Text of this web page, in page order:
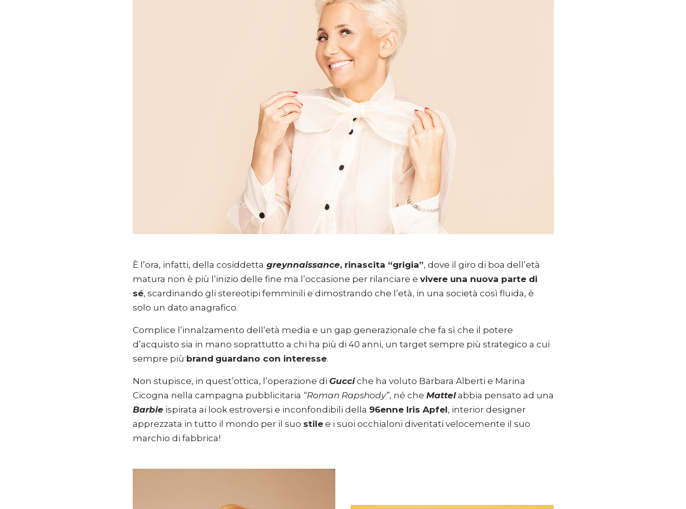
È l’ora, infatti, della cosiddetta greynnaissance, rinascita “grigia”, dove il giro di boa dell’età
matura non è più l’inizio delle fine ma l’occasione per rilanciare e vivere una nuova parte di
sé, scardinando gli stereotipi femminili e dimostrando che l’età, in una società così fluida, è
solo un dato anagrafico.
Complice l’innalzamento dell’età media e un gap generazionale che fa sì che il potere
d’acquisto sia in mano soprattutto a chi ha più di 40 anni, un target sempre più strategico a cui
sempre più brand guardano con interesse.
Non stupisce, in quest’ottica, l’operazione di Gucciche ha voluto Barbara Alberti e Marina
Cicogna nella campagna pubblicitaria “Roman Rapshody”, né che Mattelabbia pensato ad una
Barbieispirata ai look estroversi e inconfondibili della 96enne Iris Apfel, interior designer
apprezzata in tutto il mondo per il suo stilee i suoi occhialoni diventati velocemente il suo
marchio di fabbrica!